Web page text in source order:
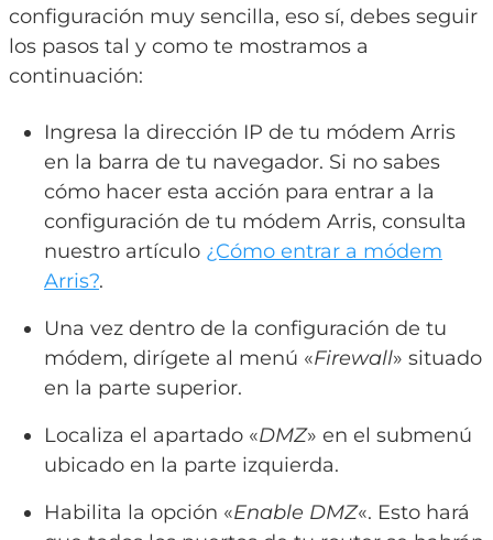
configuración muy sencilla, eso sí, debes seguir
los pasos tal y como te mostramos a
continuación:
Ingresa la dirección IP de tu módem Arris
en la barra de tu navegador. Si no sabes
cómo hacer esta acción para entrar a la
configuración de tu módem Arris, consulta
nuestro artículo ¿Cómo entrar a módem
Arris?.
Una vez dentro de la configuración de tu
módem, dirígete al menú «Firewall» situado
en la parte superior.
Localiza el apartado «DMZ» en el submenú
ubicado en la parte izquierda.
Habilita la opción «Enable DMZ«. Esto hará